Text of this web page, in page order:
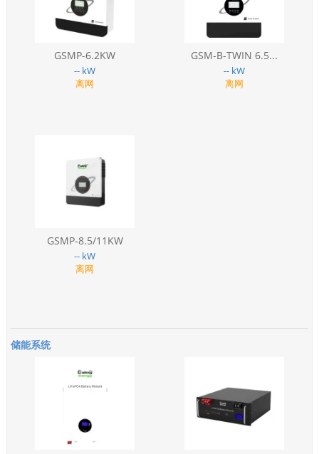
GSMP-6.2KW
-- kW
离网
GSM-B-TWIN 6.5...
-- kW
离网
GSMP-8.5/11KW
-- kW
离网
储能系统